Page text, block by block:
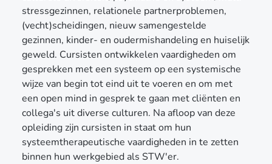
stressgezinnen, relationele partnerproblemen,
(vecht)scheidingen, nieuw samengestelde
gezinnen, kinder- en oudermishandeling en huiselijk
geweld. Cursisten ontwikkelen vaardigheden om
gesprekken met een systeem op een systemische
wijze van begin tot eind uit te voeren en om met
een open mind in gesprek te gaan met cliënten en
collega's uit diverse culturen. Na afloop van deze
opleiding zijn cursisten in staat om hun
systeemtherapeutische vaardigheden in te zetten
binnen hun werkgebied als STW'er.